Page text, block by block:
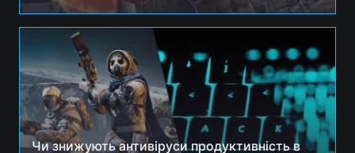
Чи знижують антивіруси продуктивність в